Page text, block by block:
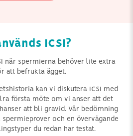
ICSI?
när spermierna behöver lite extra
att befrukta ägget.
kan vi diskutera ICSI med
första möte om vi anser att det
att bli gravid. Vår bedömning
och en övervägande
du redan har testat.